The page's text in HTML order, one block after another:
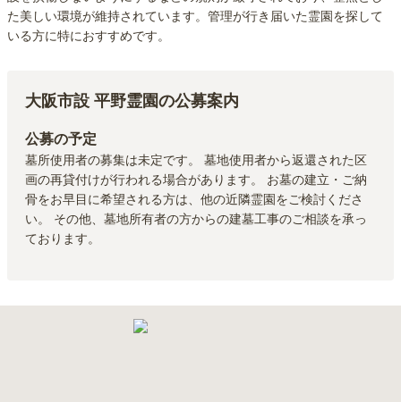
た美しい環境が維持されています。管理が行き届いた霊園を探して
いる方に特におすすめです。
大阪市設 平野霊園の公募案内
公募の予定
墓所使用者の募集は未定です。 墓地使用者から返還された区
画の再貸付けが行われる場合があります。 お墓の建立・ご納
骨をお早目に希望される方は、他の近隣霊園をご検討くださ
い。 その他、墓地所有者の方からの建墓工事のご相談を承っ
ております。